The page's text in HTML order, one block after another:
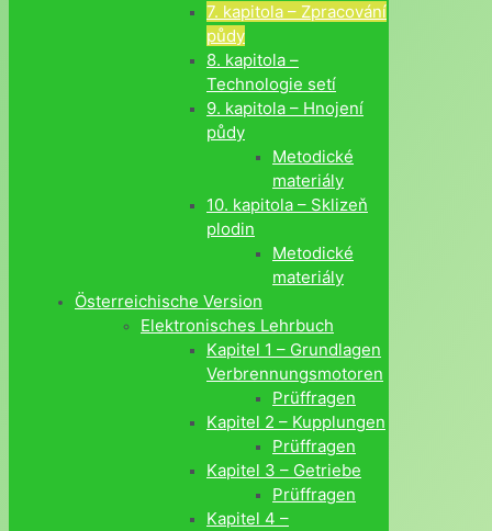
7. kapitola – Zpracování
půdy
8. kapitola –
Technologie setí
9. kapitola – Hnojení
půdy
Metodické
materiály
10. kapitola – Sklizeň
plodin
Metodické
materiály
Österreichische Version
Elektronisches Lehrbuch
Kapitel 1 – Grundlagen
Verbrennungsmotoren
Prüffragen
Kapitel 2 – Kupplungen
Prüffragen
Kapitel 3 – Getriebe
Prüffragen
Kapitel 4 –